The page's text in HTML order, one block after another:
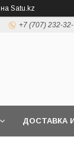
на Satu.kz
+7 (707) 232-
ДОСТАВКА